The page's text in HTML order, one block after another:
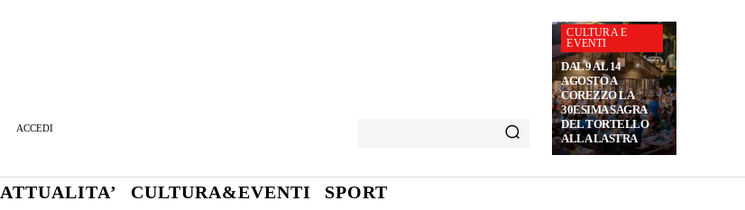
ACCEDI
CULTURA E
EVENTI
DAL 9 AL 14
AGOSTO A
COREZZO LA
30ESIMA SAGRA
DEL TORTELLO
ALLA LASTRA
ATTUALITA’ CULTURA&EVENTI SPORT